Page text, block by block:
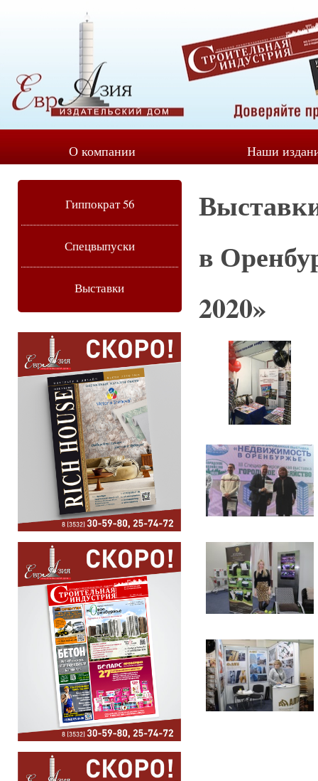
О компании Наши
Гиппократ 56
Спецвыпуски
Выставки
в
2020»